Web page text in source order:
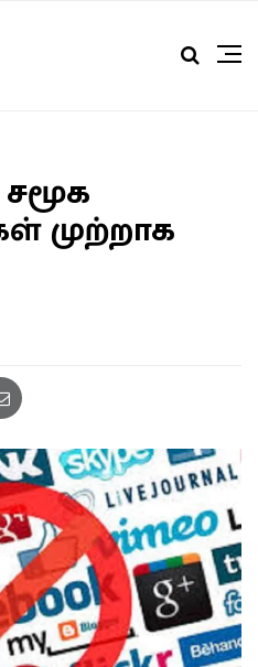
முற்றாக